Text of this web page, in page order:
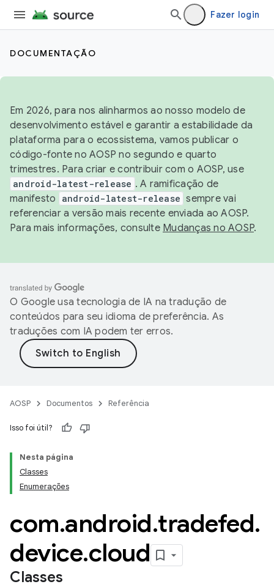
Fazer login
DOCUMENTAÇÃO
Em 2026, para nos alinharmos ao nosso modelo de
desenvolvimento estável e garantir a estabilidade da
plataforma para o ecossistema, vamos publicar o
código-fonte no AOSP no segundo e quarto
trimestres. Para criar e contribuir com o AOSP, use
android-latest-release . A ramificação de
manifesto
android-latest-release sempre vai
referenciar a versão mais recente enviada ao AOSP.
Para mais informações, consulte Mudanças no AOSP.
O Google usa tecnologia de IA na tradução de
conteúdos para seu idioma de preferência. As
traduções com IA podem ter erros.
AOSP Documentos Referência
Isso foi útil?
Nesta página
Classes
Enumerações
com.android.tradefed.
device.cloud
Classes